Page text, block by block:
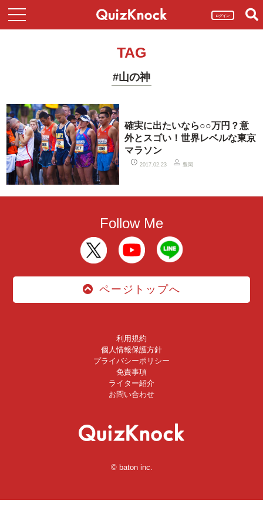
ログイン
TAG
#山の神
確実に出たいなら○○万円？意
外とスゴい！世界レベルな東京
マラソン
2017.02.23 豊岡
Follow Me
ページトップへ
利用規約
個人情報保護方針
プライバシーポリシー
免責事項
ライター紹介
お問い合わせ
© baton inc.